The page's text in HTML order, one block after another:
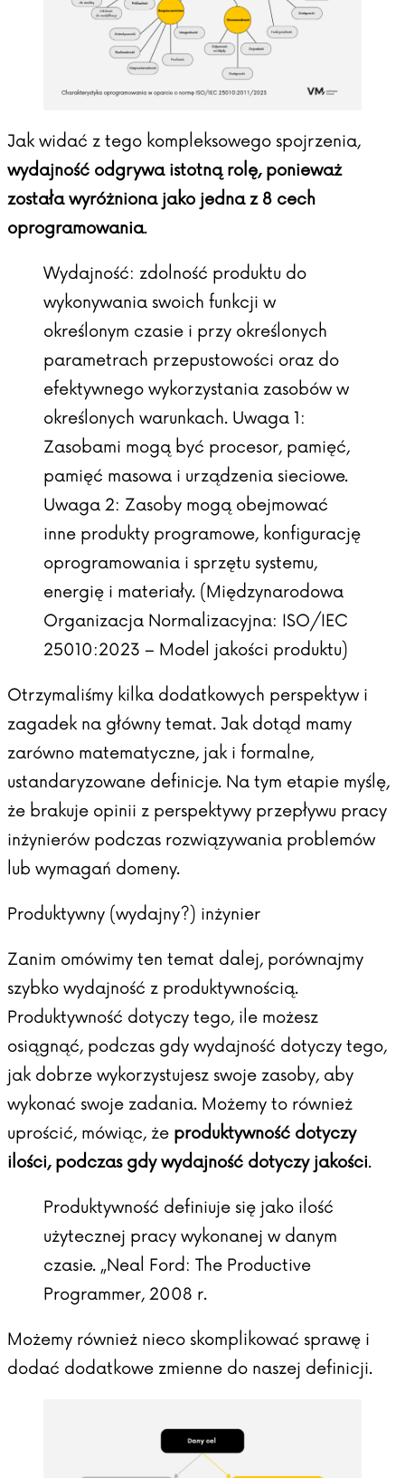
Jak widać z tego kompleksowego spojrzenia,
wydajność odgrywa istotną rolę, ponieważ
została wyróżniona jako jedna z 8 cech
oprogramowania.
Wydajność: zdolność produktu do
wykonywania swoich funkcji w
określonym czasie i przy określonych
parametrach przepustowości oraz do
efektywnego wykorzystania zasobów w
określonych warunkach. Uwaga 1:
Zasobami mogą być procesor, pamięć,
pamięć masowa i urządzenia sieciowe.
Uwaga 2: Zasoby mogą obejmować
inne produkty programowe, konfigurację
oprogramowania i sprzętu systemu,
energię i materiały. (Międzynarodowa
Organizacja Normalizacyjna: ISO/IEC
25010:2023 – Model jakości produktu)
Otrzymaliśmy kilka dodatkowych perspektyw i
zagadek na główny temat. Jak dotąd mamy
zarówno matematyczne, jak i formalne,
ustandaryzowane definicje. Na tym etapie myślę,
że brakuje opinii z perspektywy przepływu pracy
inżynierów podczas rozwiązywania problemów
lub wymagań domeny.
Produktywny (wydajny?) inżynier
Zanim omówimy ten temat dalej, porównajmy
szybko wydajność z produktywnością.
Produktywność dotyczy tego, ile możesz
osiągnąć, podczas gdy wydajność dotyczy tego,
jak dobrze wykorzystujesz swoje zasoby, aby
wykonać swoje zadania. Możemy to również
uprościć, mówiąc, że produktywność dotyczy
ilości, podczas gdy wydajność dotyczy jakości.
Produktywność definiuje się jako ilość
użytecznej pracy wykonanej w danym
czasie. „Neal Ford: The Productive
Programmer, 2008 r.
Możemy również nieco skomplikować sprawę i
dodać dodatkowe zmienne do naszej definicji.